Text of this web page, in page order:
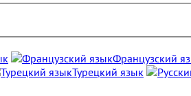
Французский
Турецкий язык